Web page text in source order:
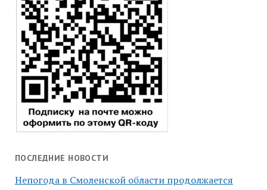
ПОСЛЕДНИЕ НОВОСТИ
Непогода в Смоленской области продолжается